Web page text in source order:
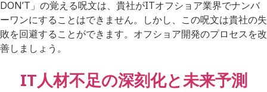
DON’T」の覚える呪文は、貴社がITオフショア業界でナンバ
ーワンにすることはできません。しかし、この呪文は貴社の失
敗を回避することができます。オフショア開発のプロセスを改
善しましょう。
IT人材不足の深刻化と未来予測